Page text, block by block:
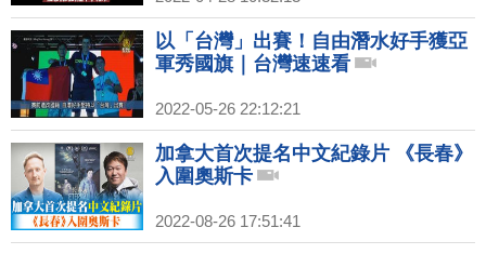
以「台灣」出賽！自由潛水好手獲亞
軍秀國旗｜台灣速速看
2022-05-26 22:12:21
加拿大首次提名中文紀錄片 《長春》
入圍奧斯卡
2022-08-26 17:51:41